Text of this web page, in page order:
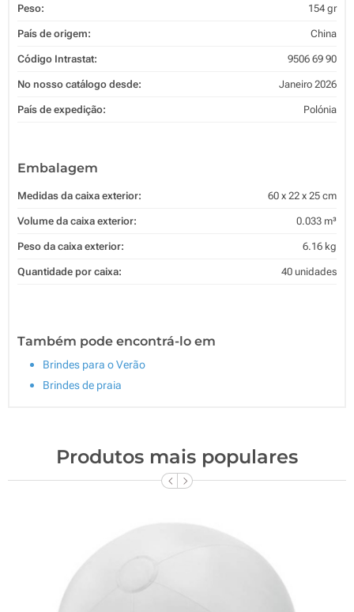
Peso: 154 gr
País de origem: China
Código Intrastat: 9506 69 90
No nosso catálogo desde: Janeiro 2026
País de expedição: Polónia
Embalagem
Medidas da caixa exterior: 60 x 22 x 25 cm
Volume da caixa exterior: 0.033 m³
Peso da caixa exterior: 6.16 kg
Quantidade por caixa: 40 unidades
Também pode encontrá-lo em
Brindes para o Verão
Brindes de praia
Produtos mais populares